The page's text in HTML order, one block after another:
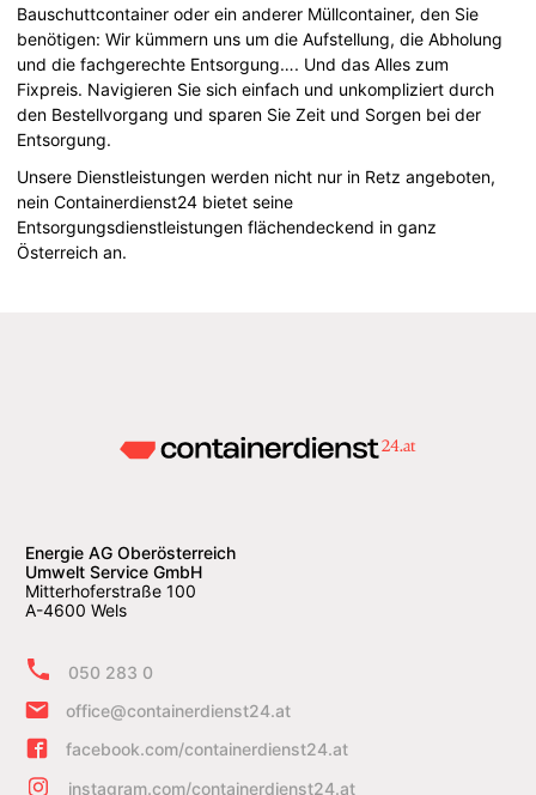
Bauschuttcontainer oder ein anderer Müllcontainer, den Sie
benötigen: Wir kümmern uns um die Aufstellung, die Abholung
und die fachgerechte Entsorgung…. Und das Alles zum
Fixpreis. Navigieren Sie sich einfach und unkompliziert durch
den Bestellvorgang und sparen Sie Zeit und Sorgen bei der
Entsorgung.
Unsere Dienstleistungen werden nicht nur in Retz angeboten,
nein Containerdienst24 bietet seine
Entsorgungsdienstleistungen flächendeckend in ganz
Österreich an.
Energie AG Oberösterreich
Umwelt Service GmbH
Mitterhoferstraße 100
A-4600 Wels
050 283 0
office@containerdienst24.at
facebook.com/containerdienst24.at
instagram.com/containerdienst24.at